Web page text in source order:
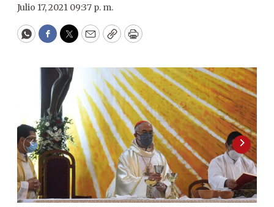
Julio 17, 2021 09:37 p. m.
WhatsApp
Facebook
Twitter
EmailCopyPrint